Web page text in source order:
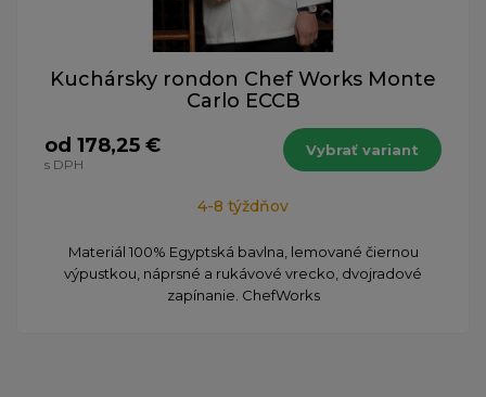
Kuchársky rondon Chef Works Monte
Carlo ECCB
od 178,25 €
s DPH
Vybrať variant
4-8 týždňov
Materiál 100% Egyptská bavlna, lemované čiernou
výpustkou, náprsné a rukávové vrecko, dvojradové
zapínanie. ChefWorks